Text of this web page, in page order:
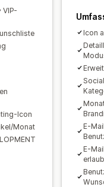
VIP-
Icon
Monat
Icon
E-
E-